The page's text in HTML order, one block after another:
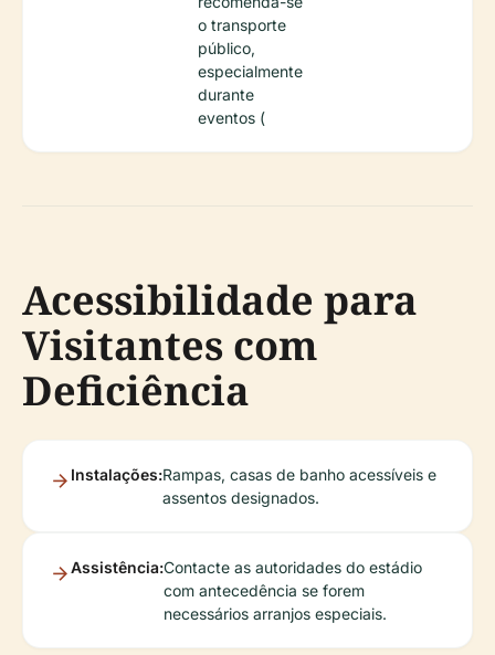
o transporte
público,
especialmente
durante
eventos (
Acessibilidade para
Visitantes com
Deficiência
Instalações:Rampas, casas de banho acessíveis e
assentos designados.
Assistência:Contacte as autoridades do estádio
com antecedência se forem
necessários arranjos especiais.